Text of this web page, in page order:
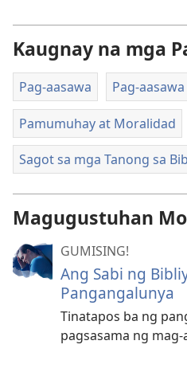
Kaugnay na mga
Pag-aasawa Pag-
Pamumuhay at Moralidad
Sagot sa mga Tanong sa
Magugustuhan
GUMISING!
Ang Sabi ng
Pangangalunya
Tinatapos ba ng
pagsasama ng mag-